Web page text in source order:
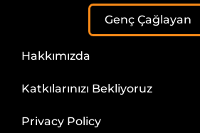
Genç Çağlayan
Hakkımızda
Katkılarınızı Bekliyoruz
Privacy Policy